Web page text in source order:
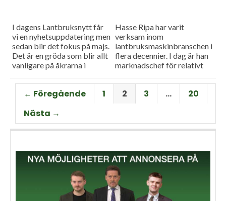
I dagens Lantbruksnytt får
vi en nyhetsuppdatering men
sedan blir det fokus på majs.
Det är en gröda som blir allt
vanligare på åkrarna i
som vet allt om majsens
fördelar, men också om
majsens utmaningar, är Hans
Thorell som började odla
grödan redan på 70-talet.
Hasse Ripa har varit
verksam inom
lantbruksmaskinbranschen i
flera decennier. I dag är han
marknadschef för relativt
Machinery med
huvudagenturen Claas. Hur
går det för Swedish Agro
← Föregående 1 2 3 …
20
Nästa →